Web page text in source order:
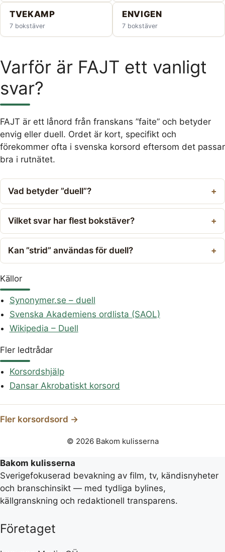
TVEKAMP
7 bokstäver
ENVIGEN
7 bokstäver
Varför är FAJT ett vanligt
svar?
FAJT är ett lånord från franskans ”faite” och betyder
envig eller duell. Ordet är kort, specifikt och
förekommer ofta i svenska korsord eftersom det passar
bra i rutnätet.
Vad betyder ”duell”?
Vilket svar har flest bokstäver?
Kan ”strid” användas för duell?
Källor
Synonymer.se – duell
Svenska Akademiens ordlista (SAOL)
Wikipedia – Duell
Fler ledtrådar
Korsordshjälp
Dansar Akrobatiskt korsord
Fler korsordsord →
© 2026 Bakom kulisserna
Bakom kulisserna
Sverigefokuserad bevakning av film, tv, kändisnyheter
och branschinsikt — med tydliga bylines,
källgranskning och redaktionell transparens.
Företaget